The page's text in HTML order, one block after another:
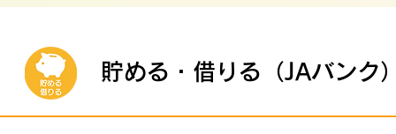
貯める・借りる（JAバンク